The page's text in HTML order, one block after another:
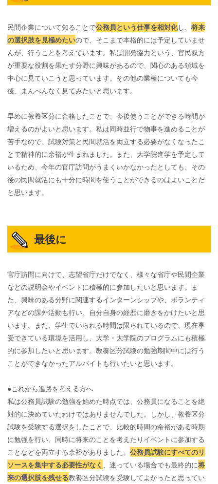
民間企業について知ることで公務員という仕事を相対化し、 将来
の選択肢を見極めたいので、そこまで本格的には予定していませ
んが、行うことを考えています。私は開発協力という、官民双方
が重要な役割を果たす分野に興味があるので、関心のある領域を
中心に見ていこうと思っています。その他の業種についても今
後、まんべんなく見てみたいと思います。
早めに教養区分に合格したことで、今後使うことができる時間が
増えるのがよいと思います。私は同時並行で物事を進めることが
苦手なので、試験対策と民間就活を両立する必要がなくなったこ
とで精神的に余裕が生まれました。また、大学院進学を予定して
いるため、今年の官庁訪問がうまくいかなかったとしても、その
後の民間就活にも十分に時間を使うことができるのはよいことだ
と思います。
最後に
官庁訪問に向けて、志望省庁だけでなく、様々な省庁や民間企業
などの説明会やイベントに積極的に参加したいと思います。ま
た、興味のある分野に関連するインターンシップや、ボランティ
アなどの課外活動も行い、自分自身の経歴に磨きをかけたいと思
います。また、学生でいられる時間は限られているので、現在享
受できている環境を活用し、大学・大学院のプログラムにも積極
的に参加したいと思います。教養区分試験の勉強期間中には行う
ことができなかったアルバイトも行いたいと思います。
●これから進路を考える方へ
私は公務員試験の勉強を始めた時点では、公務員になることを絶
対的に決めていたわけではありませんでした。しかし、教養区分
試験を受験する選択をしたことで、比較的時間の余裕がある時期
に勉強を行い、同時に将来のことを考えたりイベントに参加する
ことなどを両立する余裕がありました。 公務員試験にすべてのリ
ソースを集中する必要性がなく
、迷っている場合でも最終的に将
来の選択肢を残せる教養区分試験を受験してよかったと思ってい